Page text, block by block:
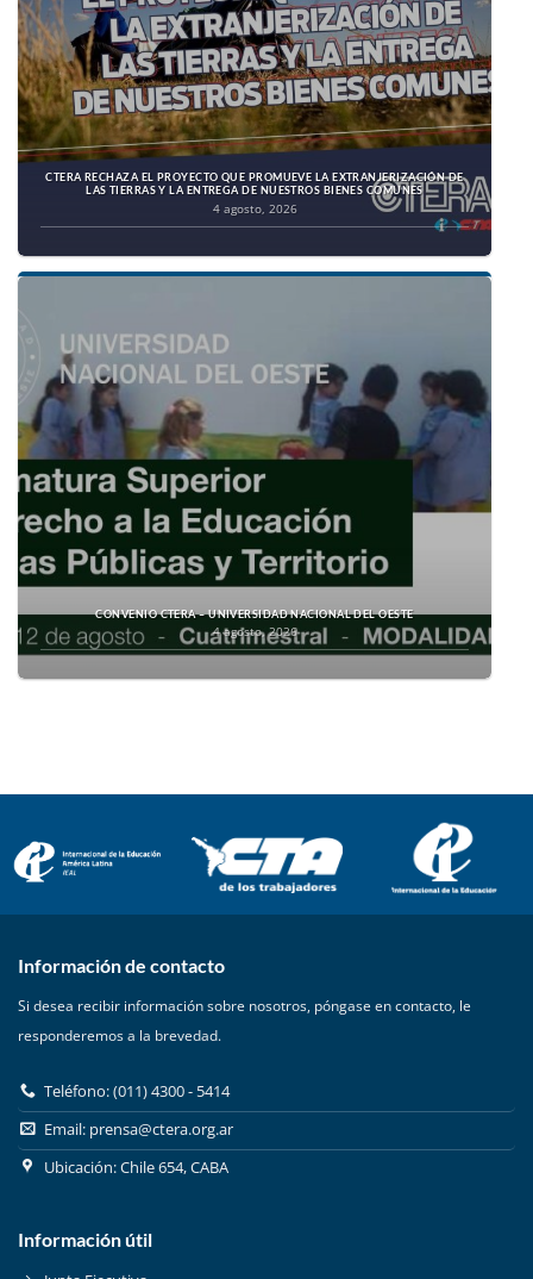
CTERA RECHAZA EL PROYECTO QUE PROMUEVE LA EXTRANJERIZACIÓN DE
LAS TIERRAS Y LA ENTREGA DE NUESTROS BIENES COMUNES
4 agosto, 2026
CONVENIO CTERA – UNIVERSIDAD NACIONAL DEL OESTE
4 agosto, 2026
Información de contacto
Si desea recibir información sobre nosotros, póngase en contacto, le
responderemos a la brevedad.
Teléfono: (011) 4300 - 5414
Email: prensa@ctera.org.ar
Ubicación: Chile 654, CABA
Información útil